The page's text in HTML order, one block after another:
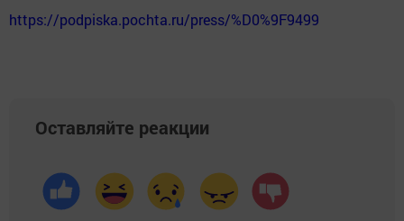
https://podpiska.pochta.ru/press/%D0%9F9499
Оставляйте реакции